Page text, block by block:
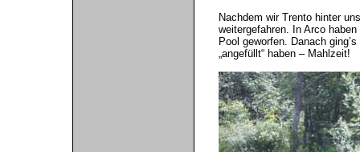
Nachdem wir Trento hinter
weitergefahren. In Arco
Pool geworfen. Danach
„angefüllt“ haben – Mahlzeit!